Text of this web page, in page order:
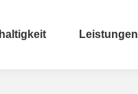
Leistungen
Leistungen